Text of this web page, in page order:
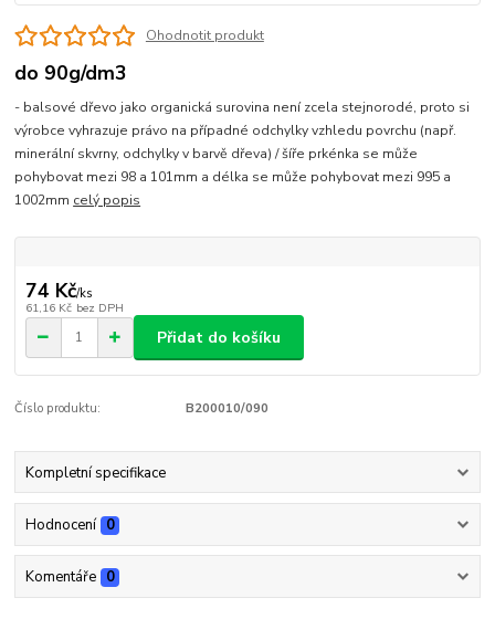
Ohodnotit produkt
do 90g/dm3
- balsové dřevo jako organická surovina není zcela stejnorodé, proto si
výrobce vyhrazuje právo na případné odchylky vzhledu povrchu (např.
minerální skvrny, odchylky v barvě dřeva) / šíře prkénka se může
pohybovat mezi 98 a 101mm a délka se může pohybovat mezi 995 a
1002mm celý popis
74 Kč/ks
61,16 Kč bez DPH
Přidat do košíku
Číslo produktu: B200010/090
Kompletní specifikace
Hodnocení 0
Komentáře 0